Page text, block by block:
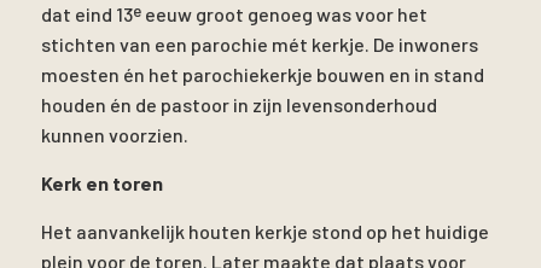
dat eind 13eeeuw groot genoeg was voor het
stichten van een parochie mét kerkje. De inwoners
moesten én het parochiekerkje bouwen en in stand
houden én de pastoor in zijn levensonderhoud
kunnen voorzien.
Kerk en toren
Het aanvankelijk houten kerkje stond op het huidige
plein voor de toren. Later maakte dat plaats voor